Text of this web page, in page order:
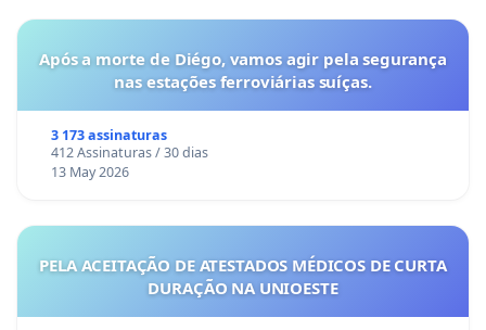
Após a morte de Diégo, vamos agir pela segurança
nas estações ferroviárias suíças.
3 173 assinaturas
412 Assinaturas / 30 dias
13 May 2026
PELA ACEITAÇÃO DE ATESTADOS MÉDICOS DE CURTA
DURAÇÃO NA UNIOESTE